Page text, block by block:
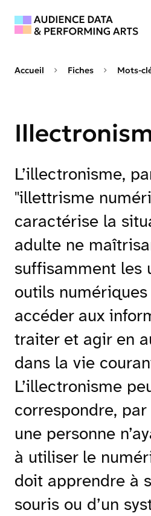
Accueil Fiches Mots-
L’illectronisme,
"illettrisme
caractérise la
adulte ne
suffisamment les
outils
accéder aux
traiter et agir en
dans la vie
L’illectronisme
correspondre,
une personne
à utiliser le
doit apprendre à
souris ou d’un